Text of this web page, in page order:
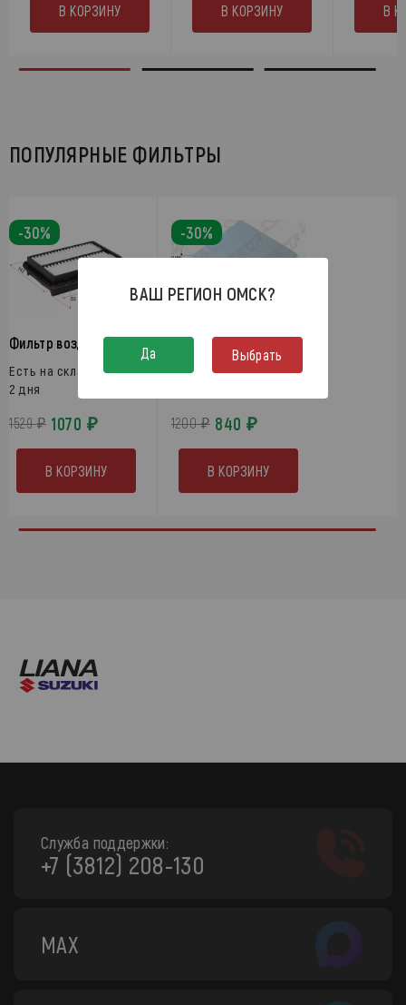
В КОРЗИНУ В КОРЗИНУ В
ПОПУЛЯРНЫЕ ФИЛЬТРЫ
-30%
Фильтр воздушный
Есть на складе
2 дня
1529 ₽ 1070 ₽
В КОРЗИНУ
-30%
Фильтр салонный
Есть на складе
1200 ₽ 840 ₽
В КОРЗИНУ
Служба поддержки:
+7 (3812) 208-130
MAX
ВАШ РЕГИОН ОМСК?
Да Выбрать